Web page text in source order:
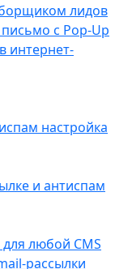
лидов
с Pop-Up
интернет-
настройка
и антиспам
любой CMS
рассылки